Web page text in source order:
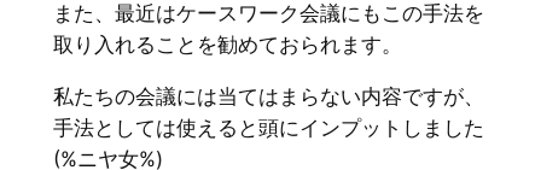
また、最近はケースワーク会議にもこの手法を
取り入れることを勧めておられます。
私たちの会議には当てはまらない内容ですが、
手法としては使えると頭にインプットしました
(%ニヤ女%)